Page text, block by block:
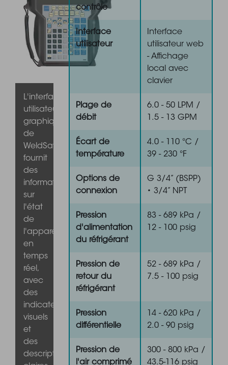
L'interface
utilisateur
graphique
de
WeldSaver
fournit
des
informations
sur
l'état
de
l'appareil
en
temps
réel,
avec
des
indicateurs
visuels
et
des
descriptions
contrôle
Interface
utilisateur
Interface
utilisateur web
- Affichage
local avec
clavier
Plage de
débit
6.0 - 50 LPM /
1.5 - 13 GPM
Écart de
température
4.0 - 110 °C /
39 - 230 °F
Options de
connexion
G 3/4” (BSPP)
• 3/4” NPT
Pression
d'alimentation
du réfrigérant
83 - 689 kPa /
12 - 100 psig
Pression de
retour du
réfrigérant
52 - 689 kPa /
7.5 - 100 psig
Pression
différentielle
14 - 620 kPa /
2.0 - 90 psig
Pression de
l'air comprimé
300 - 800 kPa /
43.5-116 psig